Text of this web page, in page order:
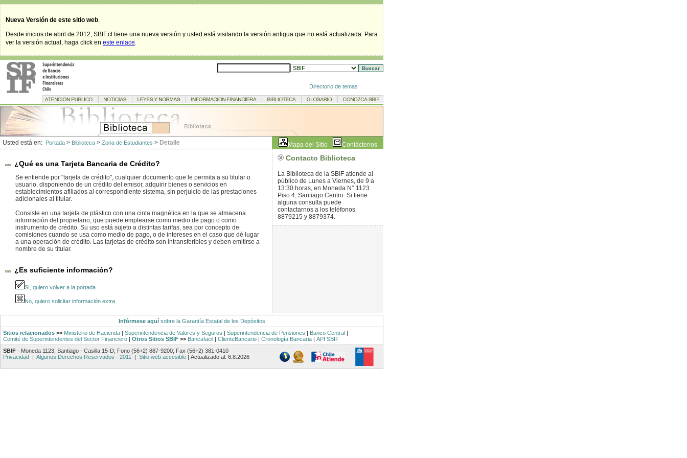
Nueva Versión de este sitio web.
Desde inicios de abril de 2012, SBIF.cl tiene una nueva versión y usted está visitando la versión antigua que no está actualizada. Para
ver la versión actual, haga click en este enlace.
Directorio de temas
Usted está en: Portada > Biblioteca > Zona de Estudiantes > Detalle Mapa del Sitio Contáctenos
¿Qué es una Tarjeta Bancaria de Crédito?
Se entiende por "tarjeta de crédito", cualquier documento que le permita a su titular o
usuario, disponiendo de un crédito del emisor, adquirir bienes o servicios en
establecimientos afiliados al correspondiente sistema, sin perjuicio de las prestaciones
adicionales al titular.
Consiste en una tarjeta de plástico con una cinta magnética en la que se almacena
información del propietario, que puede emplearse como medio de pago o como
instrumento de crédito. Su uso está sujeto a distintas tarifas, sea por concepto de
comisiones cuando se usa como medio de pago, o de intereses en el caso que dé lugar
a una operación de crédito. Las tarjetas de crédito son intransferibles y deben emitirse a
nombre de su titular.
¿Es suficiente información?
Sí, quiero volver a la portada
No, quiero solicitar información extra
Contacto Biblioteca
La Biblioteca de la SBIF atiende al
público de Lunes a Viernes, de 9 a
13:30 horas, en Moneda N° 1123
Piso 4, Santiago Centro. Si tiene
alguna consulta puede
contactarnos a los teléfonos
8879215 y 8879374.
Infórmese aquísobre la Garantía Estatal de los Depósitos
Sitios relacionados >> Ministerio de Hacienda | Superintendencia de Valores y Seguros | Superintendencia de Pensiones | Banco Central |
Comité de Superintendentes del Sector Financiero | Otros Sitios SBIF >> Bancafacil | ClienteBancario | Cronología Bancaria | API SBIF
SBIF - Moneda 1123, Santiago - Casilla 15-D; Fono (56+2) 887-9200; Fax (56+2) 381-0410
Privacidad | Algunos Derechos Reservados - 2011 | Sitio web accesible | Actualizado al: 6.8.2026